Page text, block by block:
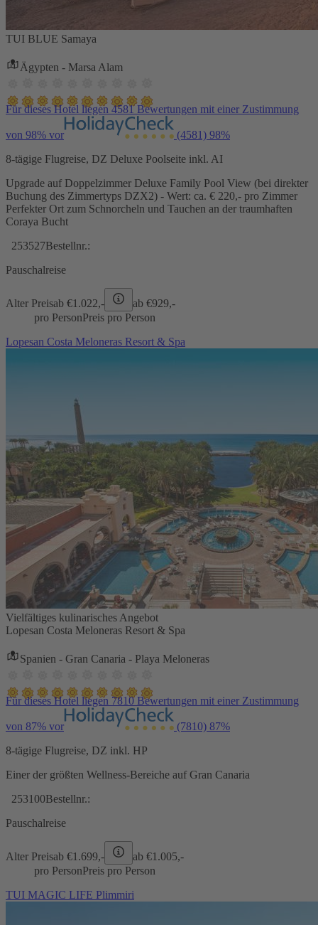
TUI BLUE Samaya
Ägypten - Marsa Alam
Für dieses Hotel liegen 4581 Bewertungen mit einer Zustimmung
von 98% vor (4581) 98%
8-tägige Flugreise, DZ Deluxe Poolseite inkl. AI
Upgrade auf Doppelzimmer Deluxe Family Pool View (bei direkter
Buchung des Zimmertyps DZX2) - Wert: ca. € 220,- pro Zimmer
Perfekter Ort zum Schnorcheln und Tauchen an der traumhaften
Coraya Bucht
253527Bestellnr.:
Pauschalreise
Alter Preisab €1.022,- ab €929,-
pro PersonPreis pro Person
Lopesan Costa Meloneras Resort & Spa
Vielfältiges kulinarisches Angebot
Lopesan Costa Meloneras Resort & Spa
Spanien - Gran Canaria - Playa Meloneras
Für dieses Hotel liegen 7810 Bewertungen mit einer Zustimmung
von 87% vor (7810) 87%
8-tägige Flugreise, DZ inkl. HP
Einer der größten Wellness-Bereiche auf Gran Canaria
253100Bestellnr.:
Pauschalreise
Alter Preisab €1.699,- ab €1.005,-
pro PersonPreis pro Person
TUI MAGIC LIFE Plimmiri